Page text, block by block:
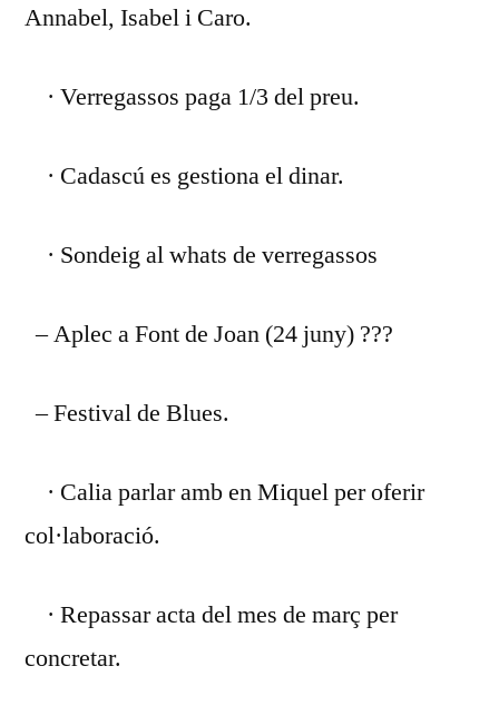
Annabel, Isabel i Caro.
· Verregassos paga 1/3 del preu.
· Cadascú es gestiona el dinar.
· Sondeig al whats de verregassos
– Aplec a Font de Joan (24 juny) ???
– Festival de Blues.
· Calia parlar amb en Miquel per oferir
col·laboració.
· Repassar acta del mes de març per
concretar.